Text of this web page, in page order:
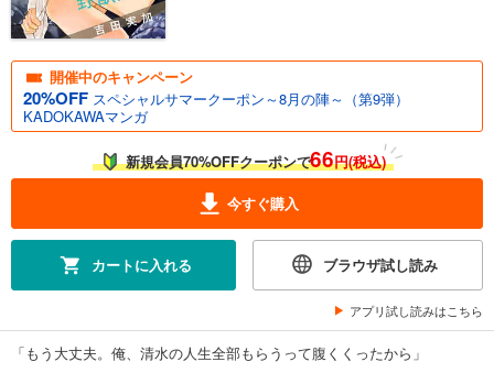
開催中のキャンペーン
20%OFF スペシャルサマークーポン～8月の陣～（第9弾）
KADOKAWAマンガ
新規会員70%OFFクーポンで66円(税込)
今すぐ購入
カートに入れる ブラウザ試し読み
アプリ試し読みはこちら
「もう大丈夫。俺、清水の人生全部もらうって腹くくったから」